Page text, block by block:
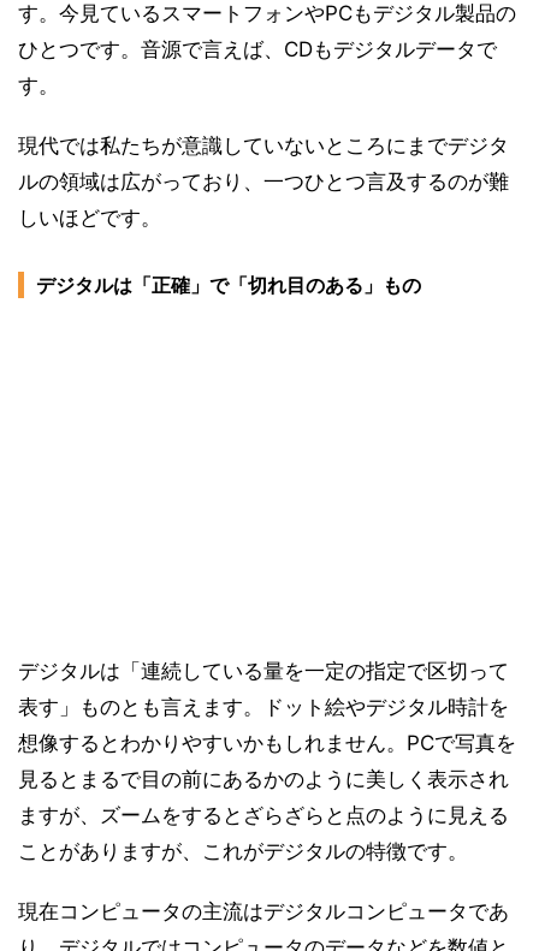
す。今見ているスマートフォンやPCもデジタル製品の
ひとつです。音源で言えば、CDもデジタルデータで
す。
現代では私たちが意識していないところにまでデジタ
ルの領域は広がっており、一つひとつ言及するのが難
しいほどです。
デジタルは「正確」で「切れ目のある」もの
デジタルは「連続している量を一定の指定で区切って
表す」ものとも言えます。ドット絵やデジタル時計を
想像するとわかりやすいかもしれません。PCで写真を
見るとまるで目の前にあるかのように美しく表示され
ますが、ズームをするとざらざらと点のように見える
ことがありますが、これがデジタルの特徴です。
現在コンピュータの主流はデジタルコンピュータであ